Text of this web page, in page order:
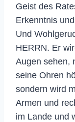
Geist des
Erkenntnis
Und
HERRN. Er
Augen sehen,
seine Ohren
sondern wird
Armen und
im Lande und